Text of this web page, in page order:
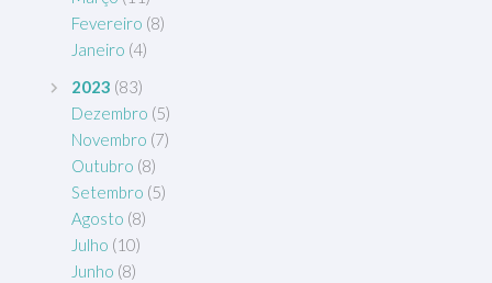
Fevereiro (8)
Janeiro (4)
2023 (83)
Dezembro (5)
Novembro (7)
Outubro (8)
Setembro (5)
Agosto (8)
Julho (10)
Junho (8)